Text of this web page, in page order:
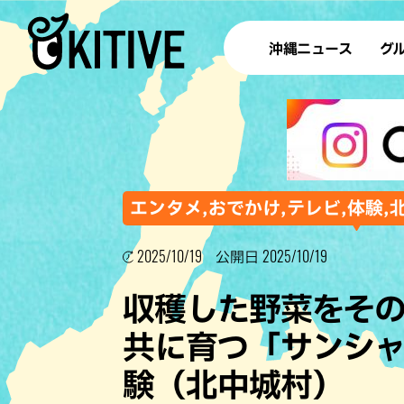
沖縄ニュース グ
ラ
テイ
すし
沖
ステー
その他
エンタメ,おでかけ,テレビ,体験,
2025/10/19 公開日 2025/10/19
収穫した野菜をそ
共に育つ「サンシ
験（北中城村）